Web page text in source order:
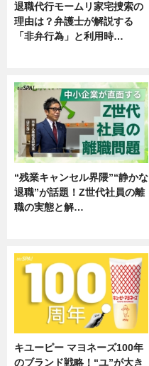
退職代行モームリ家宅捜索の
理由は？弁護士が解説する
「非弁行為」と利用時…
“残業キャンセル界隈”“静かな
退職”が話題！Z世代社員の離
職の実態と解…
キユーピー マヨネーズ100年
のブランド戦略！“ユ”が大き